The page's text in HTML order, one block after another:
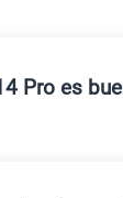
Pro es